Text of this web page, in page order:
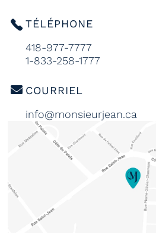
TÉLÉPHONE
418-977-7777
1-833-258-1777
COURRIEL
info@monsieurjean.ca